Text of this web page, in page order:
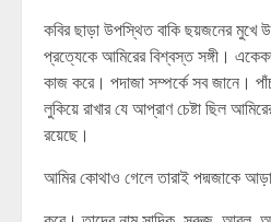
কবির ছাড়া উপস্থিত বাকি ছয়জনের মুখে
প্রত্যেকে আমিরের বিশ্বস্ত সঙ্গী।
কাজ করে। পদাজা সম্পর্কে সব জানে।
লুকিয়ে রাখার যে আপ্রাণ চেষ্টা ছিল
রয়েছে।
আমির কোথাও গেলে তারাই পদ্মজাকে